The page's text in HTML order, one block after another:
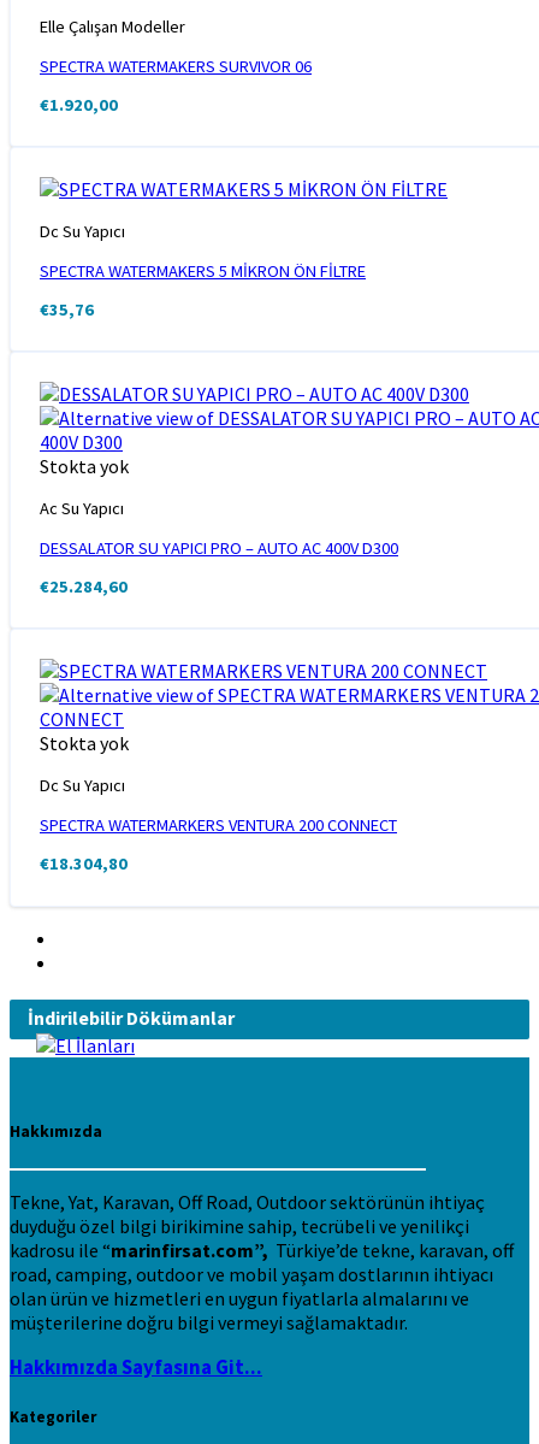
Elle Çalışan Modeller
SPECTRA WATERMAKERS SURVIVOR 06
€1.920,00
Dc Su Yapıcı
SPECTRA WATERMAKERS 5 MİKRON ÖN FİLTRE
€35,76
Stokta yok
Ac Su Yapıcı
DESSALATOR SU YAPICI PRO – AUTO AC 400V D300
€25.284,60
Stokta yok
Dc Su Yapıcı
SPECTRA WATERMARKERS VENTURA 200 CONNECT
€18.304,80
İndirilebilir Dökümanlar
Hakkımızda
Tekne, Yat, Karavan, Off Road, Outdoor sektörünün ihtiyaç
duyduğu özel bilgi birikimine sahip, tecrübeli ve yenilikçi
kadrosu ile “marinfirsat.com”, Türkiye’de tekne, karavan, off
road, camping, outdoor ve mobil yaşam dostlarının ihtiyacı
olan ürün ve hizmetleri en uygun fiyatlarla almalarını ve
müşterilerine doğru bilgi vermeyi sağlamaktadır.
Hakkımızda Sayfasına Git...
Kategoriler